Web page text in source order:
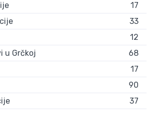
17
33
12
u Grčkoj
68
17
90
37